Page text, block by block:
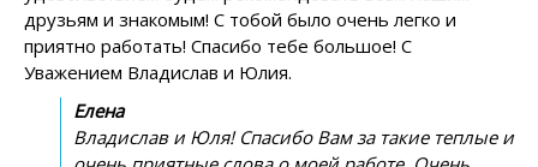
друзьям и знакомым! С тобой было очень легко и
приятно работать! Спасибо тебе большое! С
Уважением Владислав и Юлия.
Елена
Владислав и Юля! Спасибо Вам за такие теплые и